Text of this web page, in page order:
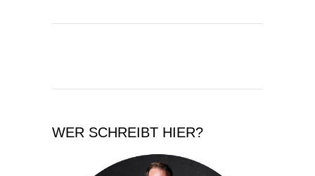
WER SCHREIBT HIER?